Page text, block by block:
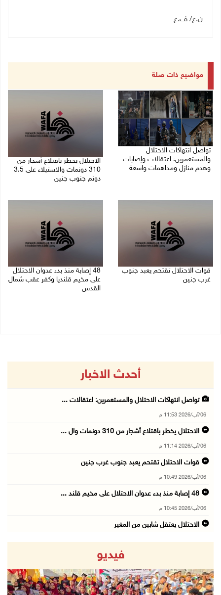
ن.ع/ ف.ع
مواضيع ذات صلة
تواصل انتهاكات الاحتلال
والمستعمرين: اعتقالات وإصابات
وهدم منازل ومداهمات واسعة
الاحتلال يخطر باقتلاع أشجار من
310 دونمات والاستيلاء على 3.5
دونم جنوب جنين
قوات الاحتلال تقتحم يعبد جنوب
غرب جنين
48 إصابة منذ بدء عدوان الاحتلال
على مخيم قلنديا وكفر عقب شمال
القدس
أحدث الاخبار
تواصل انتهاكات الاحتلال والمستعمرين: اعتقالات ...
06/آب/2026 11:53 م
الاحتلال يخطر باقتلاع أشجار من 310 دونمات وال ...
06/آب/2026 11:14 م
قوات الاحتلال تقتحم يعبد جنوب غرب جنين
06/آب/2026 10:49 م
48 إصابة منذ بدء عدوان الاحتلال على مخيم قلند ...
06/آب/2026 10:45 م
الاحتلال يعتقل شابين من المغير
وزير الداخلية يبحث مع مكافحة المخدرات الدولي ...
06/آب/2026 10:01 م
رئيس بلدية الخليل يطلع وفدا أميركيا على تطورا ...
فيديو